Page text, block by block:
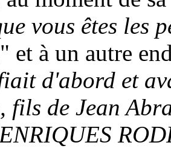
vous êtes les
" et à un autre
d'abord et
fils de Jean